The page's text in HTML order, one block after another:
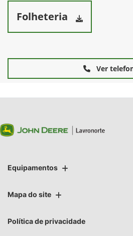
Folheteria
Ver
Equipamentos
Mapa do site
Política de privacidade